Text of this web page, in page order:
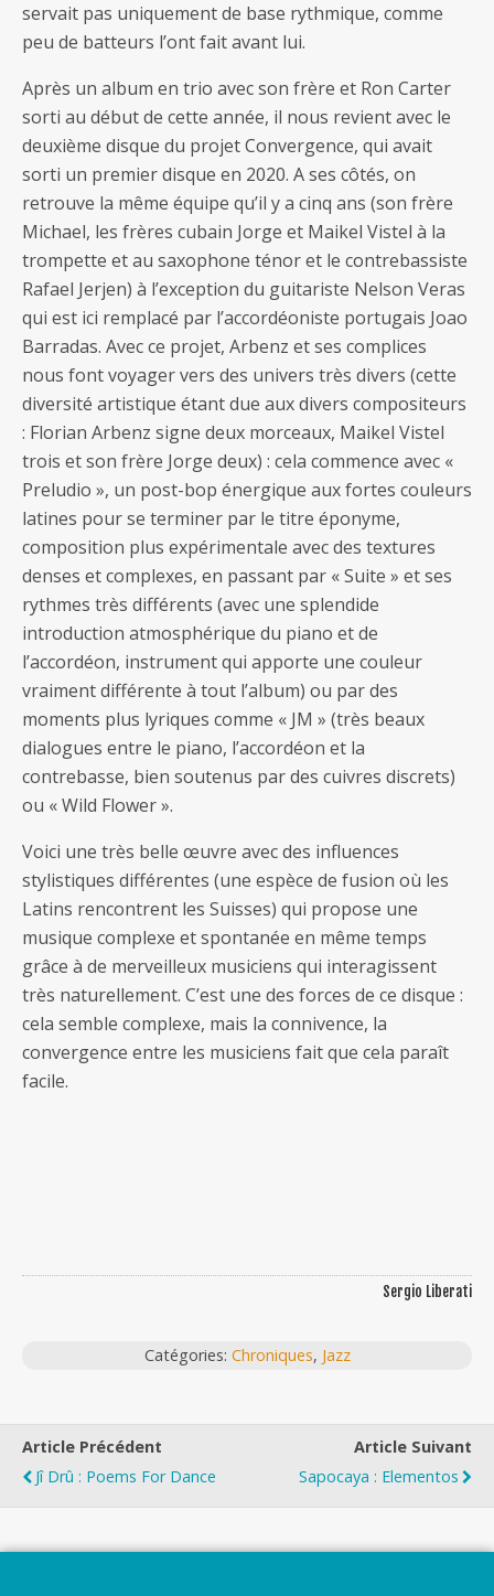
servait pas uniquement de base rythmique, comme
peu de batteurs l’ont fait avant lui.
Après un album en trio avec son frère et Ron Carter
sorti au début de cette année, il nous revient avec le
deuxième disque du projet Convergence, qui avait
sorti un premier disque en 2020. A ses côtés, on
retrouve la même équipe qu’il y a cinq ans (son frère
Michael, les frères cubain Jorge et Maikel Vistel à la
trompette et au saxophone ténor et le contrebassiste
Rafael Jerjen) à l’exception du guitariste Nelson Veras
qui est ici remplacé par l’accordéoniste portugais Joao
Barradas. Avec ce projet, Arbenz et ses complices
nous font voyager vers des univers très divers (cette
diversité artistique étant due aux divers compositeurs
: Florian Arbenz signe deux morceaux, Maikel Vistel
trois et son frère Jorge deux) : cela commence avec «
Preludio », un post-bop énergique aux fortes couleurs
latines pour se terminer par le titre éponyme,
composition plus expérimentale avec des textures
denses et complexes, en passant par « Suite » et ses
rythmes très différents (avec une splendide
introduction atmosphérique du piano et de
l’accordéon, instrument qui apporte une couleur
vraiment différente à tout l’album) ou par des
moments plus lyriques comme « JM » (très beaux
dialogues entre le piano, l’accordéon et la
contrebasse, bien soutenus par des cuivres discrets)
ou « Wild Flower ».
Voici une très belle œuvre avec des influences
stylistiques différentes (une espèce de fusion où les
Latins rencontrent les Suisses) qui propose une
musique complexe et spontanée en même temps
grâce à de merveilleux musiciens qui interagissent
très naturellement. C’est une des forces de ce disque :
cela semble complexe, mais la connivence, la
convergence entre les musiciens fait que cela paraît
facile.
Sergio Liberati
Catégories: Chroniques, Jazz
Article Précédent
Jî Drû : Poems For Dance
Article Suivant
Sapocaya : Elementos